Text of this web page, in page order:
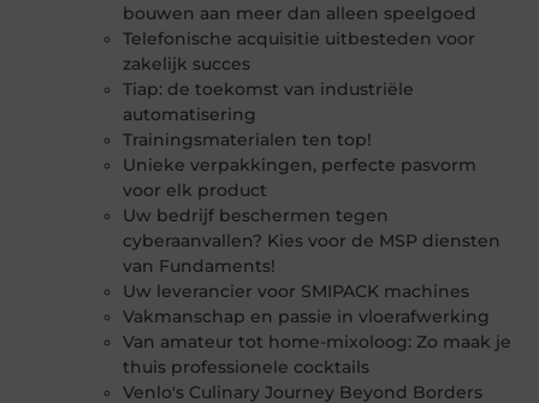
bouwen aan meer dan alleen speelgoed
Telefonische acquisitie uitbesteden voor
zakelijk succes
Tiap: de toekomst van industriële
automatisering
Trainingsmaterialen ten top!
Unieke verpakkingen, perfecte pasvorm
voor elk product
Uw bedrijf beschermen tegen
cyberaanvallen? Kies voor de MSP diensten
van Fundaments!
Uw leverancier voor SMIPACK machines
Vakmanschap en passie in vloerafwerking
Van amateur tot home-mixoloog: Zo maak je
thuis professionele cocktails
Venlo's Culinary Journey Beyond Borders